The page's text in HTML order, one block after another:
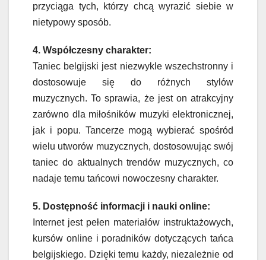
przyciąga tych, którzy chcą wyrazić siebie w
nietypowy sposób.
4. Współczesny charakter:
Taniec belgijski jest niezwykle wszechstronny i
dostosowuje się do różnych stylów
muzycznych. To sprawia, że jest on atrakcyjny
zarówno dla miłośników muzyki elektronicznej,
jak i popu. Tancerze mogą wybierać spośród
wielu utworów muzycznych, dostosowując swój
taniec do aktualnych trendów muzycznych, co
nadaje temu tańcowi nowoczesny charakter.
5. Dostępność informacji i nauki online:
Internet jest pełen materiałów instruktażowych,
kursów online i poradników dotyczących tańca
belgijskiego. Dzięki temu każdy, niezależnie od